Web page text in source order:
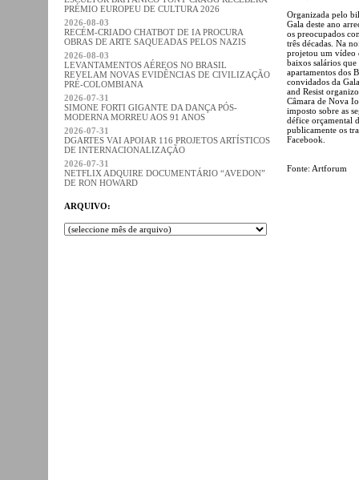
PRÉMIO EUROPEU DE CULTURA 2026
2026-08-03
RECÉM-CRIADO CHATBOT DE IA PROCURA
OBRAS DE ARTE SAQUEADAS PELOS NAZIS
2026-08-03
LEVANTAMENTOS AÉREOS NO BRASIL
REVELAM NOVAS EVIDÊNCIAS DE CIVILIZAÇÃO
PRÉ-COLOMBIANA
2026-07-31
SIMONE FORTI GIGANTE DA DANÇA PÓS-
MODERNA MORREU AOS 91 ANOS
2026-07-31
DGARTES VAI APOIAR 116 PROJETOS ARTÍSTICOS
DE INTERNACIONALIZAÇÃO
2026-07-31
NETFLIX ADQUIRE DOCUMENTÁRIO “AVEDON”
DE RON HOWARD
ARQUIVO:
Organizada pelo
Gala deste ano
os preocupados
três décadas. Na
projetou um vídeo
baixos salários
apartamentos dos
convidados da
and Resist
Câmara de Nova
imposto sobre as
défice orçamental
publicamente os
Facebook.
Fonte: Artforum